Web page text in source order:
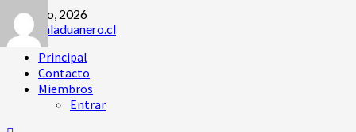
Saltar
al
contenido
1 agosto, 2026
Menú
principal
Principal
Contacto
Miembros
Entrar